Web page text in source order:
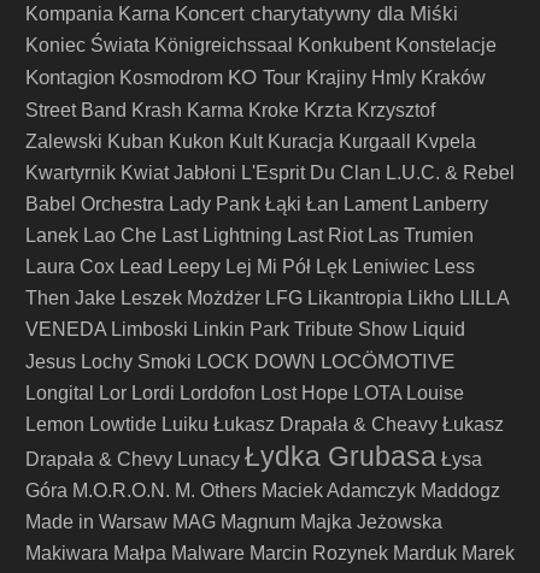
Kompania Karna Koncert charytatywny dla Miśki
Koniec Świata Königreichssaal Konkubent Konstelacje
Kontagion Kosmodrom KO Tour Krajiny Hmly Kraków
Street Band Krash Karma Kroke Krzta Krzysztof
Zalewski Kuban Kukon Kult Kuracja Kurgaall
Kvpela
Kwartyrnik Kwiat Jabłoni L'Esprit Du Clan L.U.C. & Rebel
Babel Orchestra Lady Pank Łąki Łan Lament Lanberry
Lanek Lao Che Last Lightning Last Riot Las Trumien
Laura Cox Lead Leepy Lej Mi Pół Lęk Leniwiec Less
Then Jake Leszek Możdżer LFG Likantropia Likho LILLA
VENEDA Limboski Linkin Park Tribute Show Liquid
Jesus Lochy Smoki LOCK DOWN LOCÖMOTIVE
Longital Lor Lordi Lordofon Lost Hope LOTA Louise
Lemon Lowtide Luiku Łukasz Drapała & Cheavy Łukasz
Drapała & Chevy Lunacy Łydka Grubasa Łysa
Góra M.O.R.O.N. M. Others Maciek Adamczyk Maddogz
Made in Warsaw MAG Magnum Majka Jeżowska
Makiwara Małpa Malware Marcin Rozynek Marduk Marek